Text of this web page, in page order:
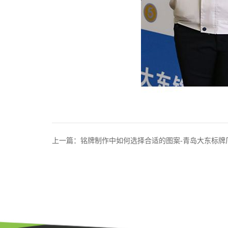
上一篇：铭牌制作中如何选择合适的图案-青岛大东标牌